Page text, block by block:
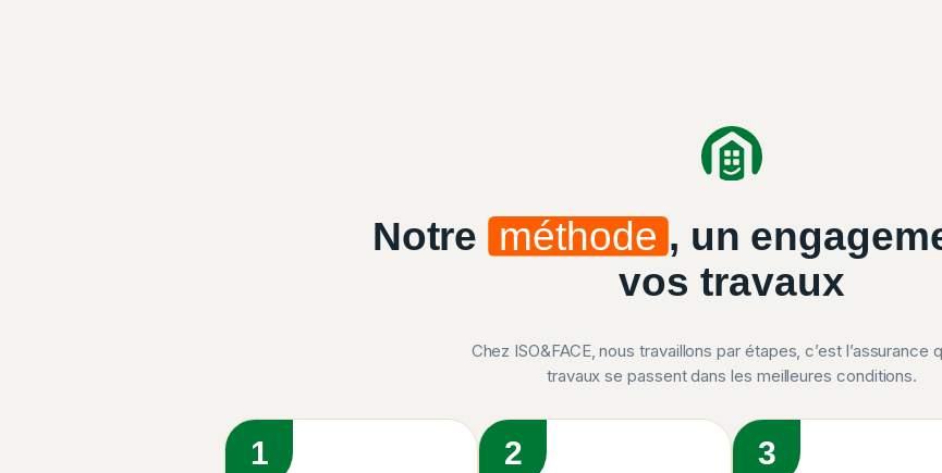
Notre méthode , un
vos travaux
Chez ISO&FACE, nous travaillons par étapes, c’est l’assurance
travaux se passent dans les meilleures conditions.
1 2 3